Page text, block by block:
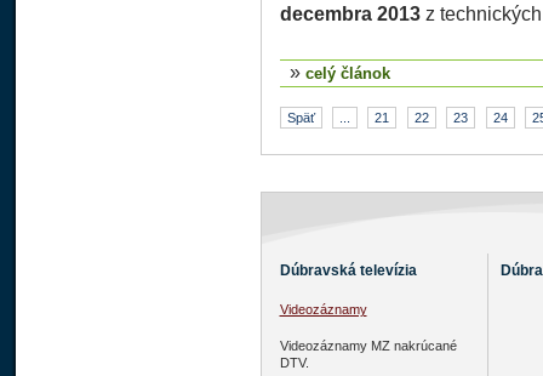
decembra 2013z
» celý článok
Späť 21 22 23 24
Dúbravská televízia
Videozáznamy
Videozáznamy MZ nakrúcané
DTV.